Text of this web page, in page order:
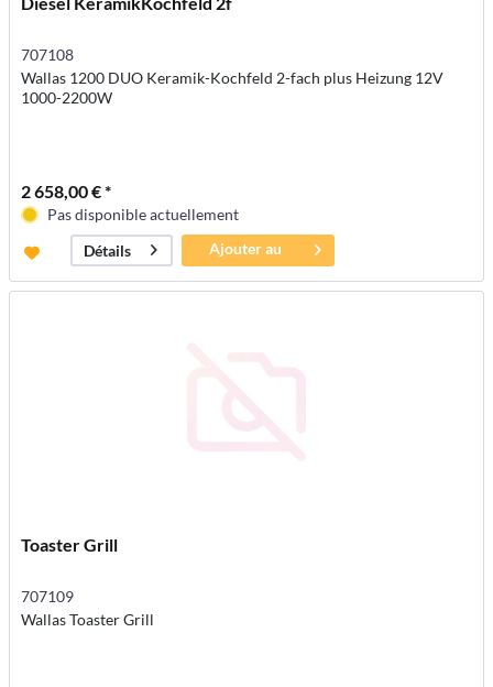
707108
Wallas 1200 DUO Keramik-Kochfeld 2-fach plus Heizung 12V
1000-2200W
2 658,00 € *
Pas disponible actuellement
Détails
Ajouter au
panier
Toaster Grill
707109
Wallas Toaster Grill